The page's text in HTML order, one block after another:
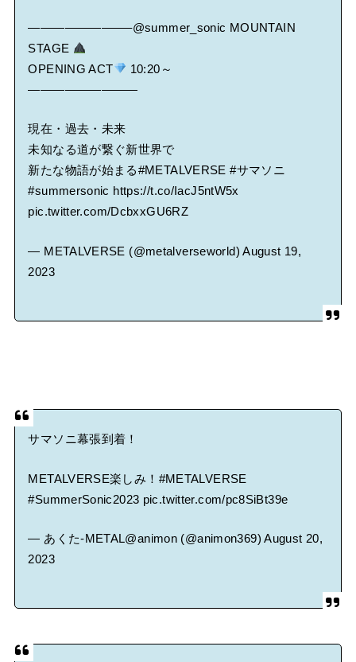
————————–@summer_sonic MOUNTAIN
STAGE
OPENING ACT
10:20～
—————————
現在・過去・未来
未知なる道が繋ぐ新世界で
新たな物語が始まる#METALVERSE #サマソニ
#summersonic https://t.co/IacJ5ntW5x
pic.twitter.com/DcbxxGU6RZ
— METALVERSE (@metalverseworld)August 19,
2023
サマソニ幕張到着！
METALVERSE楽しみ！ #METALVERSE
#SummerSonic2023 pic.twitter.com/pc8SiBt39e
— あくた-METAL@animon (@animon369)August 20,
2023